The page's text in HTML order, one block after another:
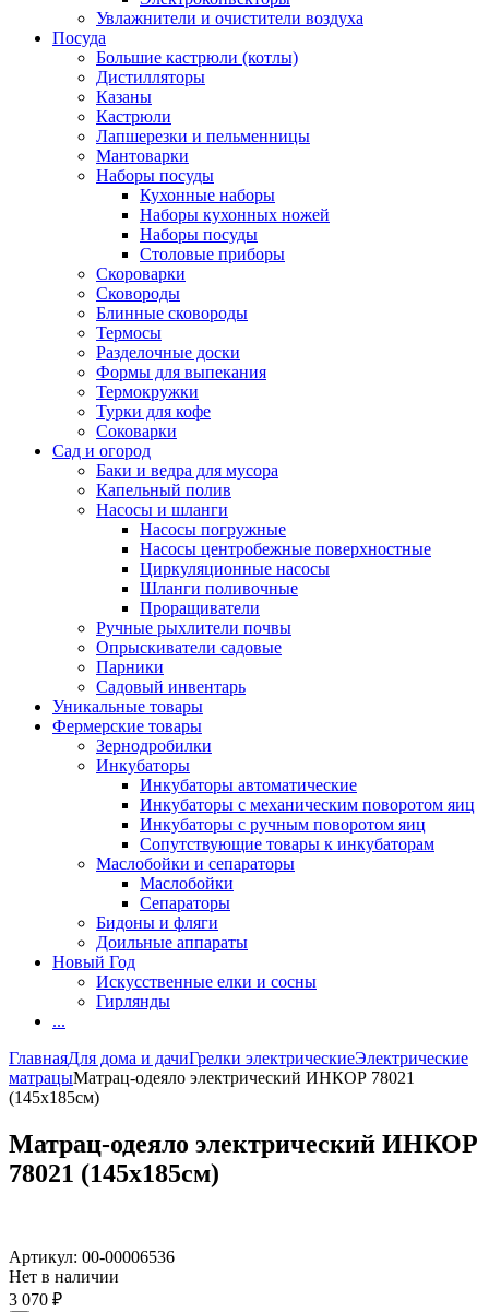
Увлажнители и очистители воздуха
Посуда
Большие кастрюли (котлы)
Дистилляторы
Казаны
Кастрюли
Лапшерезки и пельменницы
Мантоварки
Наборы посуды
Кухонные наборы
Наборы кухонных ножей
Наборы посуды
Столовые приборы
Скороварки
Сковороды
Блинные сковороды
Термосы
Разделочные доски
Формы для выпекания
Термокружки
Турки для кофе
Соковарки
Сад и огород
Баки и ведра для мусора
Капельный полив
Насосы и шланги
Насосы погружные
Насосы центробежные поверхностные
Циркуляционные насосы
Шланги поливочные
Проращиватели
Ручные рыхлители почвы
Опрыскиватели садовые
Парники
Садовый инвентарь
Уникальные товары
Фермерские товары
Зернодробилки
Инкубаторы
Инкубаторы автоматические
Инкубаторы с механическим поворотом яиц
Инкубаторы с ручным поворотом яиц
Сопутствующие товары к инкубаторам
Маслобойки и сепараторы
Маслобойки
Сепараторы
Бидоны и фляги
Доильные аппараты
Новый Год
Искусственные елки и сосны
Гирлянды
...
ГлавнаяДля дома и дачиГрелки электрическиеЭлектрические
матрацыМатрац-одеяло электрический ИНКОР 78021
(145х185см)
Матрац-одеяло электрический ИНКОР
78021 (145х185см)
Артикул: 00-00006536
Нет в наличии
3 070 ₽